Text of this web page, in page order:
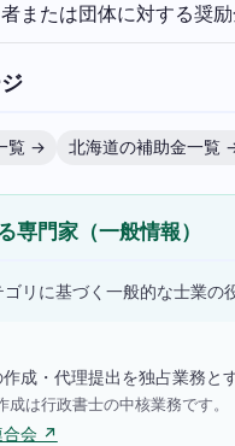
または団体に対する奨
覧 → 北海道の補助金一覧
専門家（一般情報）
ゴリに基づく一般的な士業
成・代理提出を独占業務と
は行政書士の中核業務です。
合会 ↗